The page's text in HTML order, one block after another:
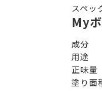
スペッ
My
成分
用途
正味量
塗り面